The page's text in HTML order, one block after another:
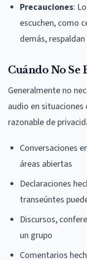
Precauciones:
escuchen, como
demás,
Cuándo No Se
Generalmente no
audio en
razonable de
Conversaciones
áreas abiertas
Declaraciones
transeúntes
Discursos,
un grupo
Comentarios